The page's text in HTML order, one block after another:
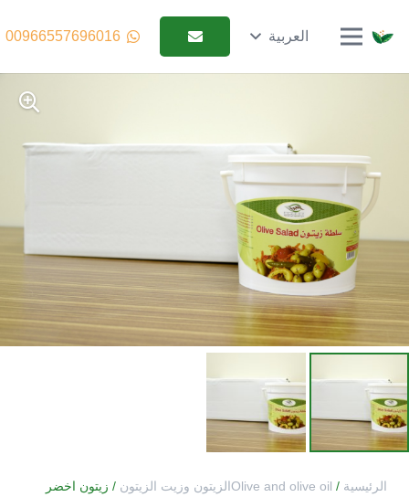
العربية 00966557696016
الرئيسية / Olive and olive oilالزيتون وزيت الزيتون
/ زيتون اخضر